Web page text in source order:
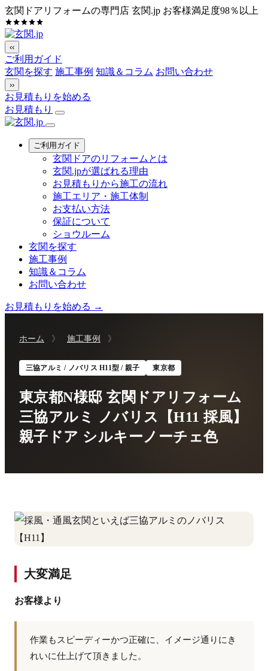
玄関ドアリフォームの専門店 玄関.jp お客様満足度98％以上
‹‹
ご利用ガイド
玄関を探す 施工事例 知識＆コラム お問い合わせ
››
お見積もりを始める
お見積もり
ご利用ガイド
玄関ドアのリフォームとは
玄関.jpが選ばれる理由
お見積もりから施工の流れ
施工エリア・施工体制
お支払い方法
保証について
ショウルーム
玄関を探す
施工事例
知識＆コラム
お問い合わせ
お見積もりを始める →
ホーム 》 施工事例 》
三協アルミ / ノバリス H11型 / 親子 東京都
東京都N様邸 玄関ドアリフォーム
三協アルミ ノバリス【H11 採風】
親子ドア シルキーノーチェ色
大変満足
お客様より
作業もスピーディーかつ正確に、イメージ通りにき
れいに仕上げて頂きました。